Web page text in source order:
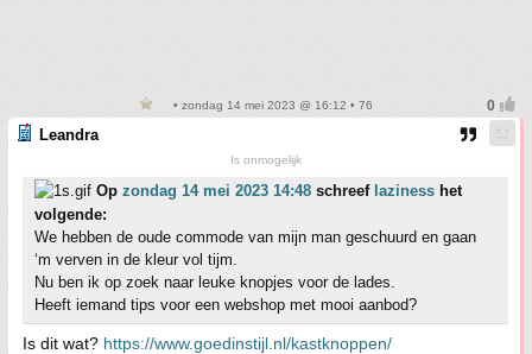
• zondag 14 mei 2023 @ 16:12 • 76
Leandra
Is onmogelijk
Op zondag 14 mei 2023 14:48 schreef laziness het
volgende:
We hebben de oude commode van mijn man geschuurd en gaan
‘m verven in de kleur vol tijm.
Nu ben ik op zoek naar leuke knopjes voor de lades.
Heeft iemand tips voor een webshop met mooi aanbod?
Is dit wat? https://www.goedinstijl.nl/kastknoppen/